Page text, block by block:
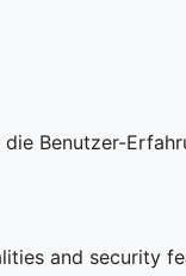
Benutzer-
and security